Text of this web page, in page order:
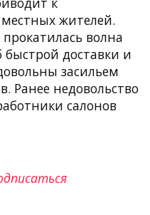
жителей.
волна
быстрой доставки и
засильем
Ранее недовольство
салонов